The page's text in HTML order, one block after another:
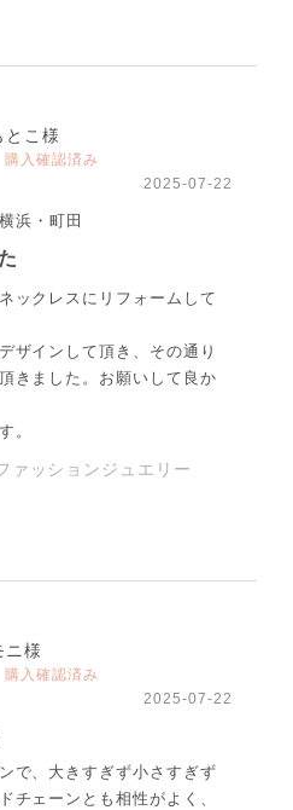
とこ様
購入確認済み
2025-07-22
浜・町田
ックレスにリフォームして
ザインして頂き、その通り
きました。お願いして良か
。
ァッションジュエリー
ニ様
購入確認済み
2025-07-22
で、大きすぎず小さすぎず
チェーンとも相性がよく、